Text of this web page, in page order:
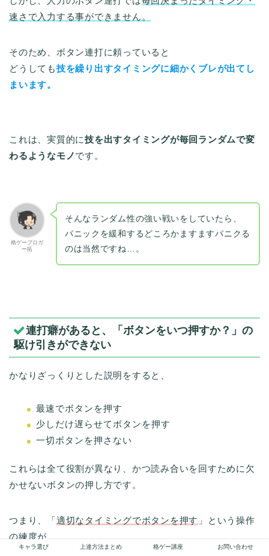
速さで入力する事ができません。
そのため、ボタン連打に頼っていると
どうしても技を繰り出すタイミングに細かくブレが出てし
まいます。
これは、実質的に技を出すタイミングが毎回ランダムで変
わるようなモノです。
格ゲーブロガ
ー拓
そんなランダム性の強い戦いをしていたら、
パニックを緩和するどころかますますパニクる
のは当然ですね…。
連打癖があると、「ボタンをいつ押すか？」の
駆け引きができない
かなりざっくりとした説明をすると、
最速でボタンを押す
少しだけ遅らせてボタンを押す
一切ボタンを押さない
これらは全て役割が異なり、かつ読み合いを回すために欠
かせないボタンの押し方です。
つまり、「 適切なタイミングでボタンを押す 」という操作
の練度が
読み合い/駆け引きにおいて非常に重要になってくるので
キャラ選び 上達方法まとめ 格ゲー講座 お問い合わせ